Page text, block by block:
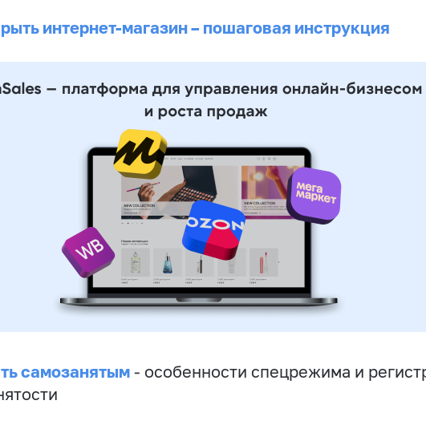
интернет-магазин – пошаговая инструкция
самозанятым - особенности спецрежима и